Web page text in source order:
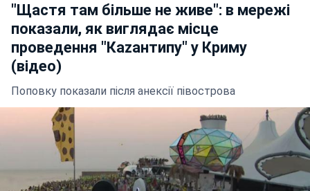
"Щастя там більше не живе": в мережі
показали, як виглядає місце
проведення "Каzантипу" у Криму
(відео)
Поповку показали після анексії півострова